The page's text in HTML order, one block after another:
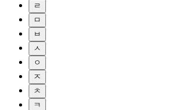
ㄹ
ㅁ
ㅂ
ㅅ
ㅇ
ㅈ
ㅊ
ㅋ